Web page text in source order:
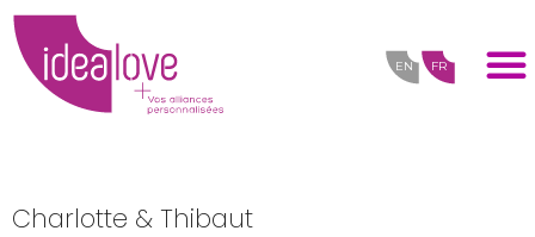
FR
EN
Charlotte & Thibaut